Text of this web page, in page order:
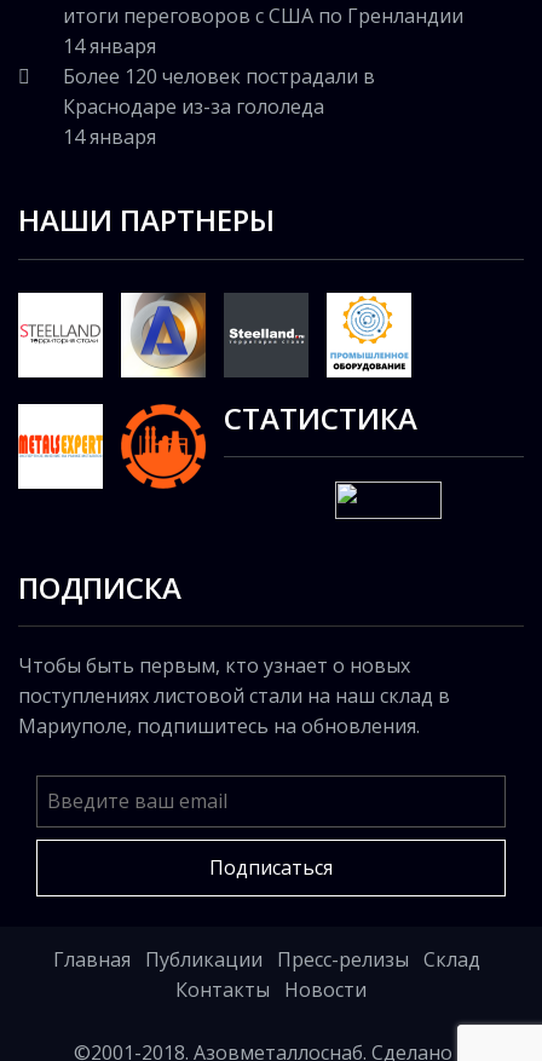
итоги переговоров с США по Гренландии
14 января
Более 120 человек пострадали в
Краснодаре из-за гололеда
14 января
НАШИ ПАРТНЕРЫ
СТАТИСТИКА
ПОДПИСКА
Чтобы быть первым, кто узнает о новых
поступлениях листовой стали на наш склад в
Мариуполе, подпишитесь на обновления.
Подписаться
Главная Публикации Пресс-релизы Склад
Контакты
Новости
©2001-2018. Азовметаллоснаб. Сделано в